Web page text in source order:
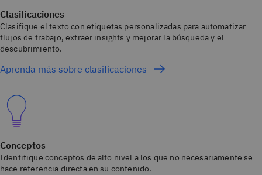
Clasificaciones
Clasifique el texto con etiquetas personalizadas para automatizar
flujos de trabajo, extraer insights y mejorar la búsqueda y el
descubrimiento.
Aprenda más sobre clasificaciones
Conceptos
Identifique conceptos de alto nivel a los que no necesariamente se
hace referencia directa en su contenido.